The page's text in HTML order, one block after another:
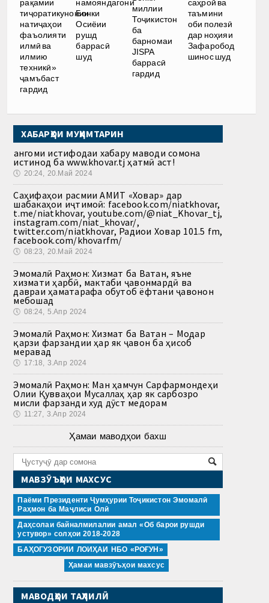
рақамии
тиҷоратикунонии
натиҷаҳои
фаъолияти
илмӣ ва
илмию
техникӣ»
ҷамъбаст
гардид
намояндагони
Бонки
Осиёии
рушд
баррасӣ
шуд
миллии
Тоҷикистон
ба
барномаи
JISPA
баррасӣ
гардид
саҳроӣ ва
таъмини
оби полезӣ
дар ноҳияи
Зафаробод
шинос шуд
ХАБАРҲОИ МУҲИМТАРИН
Ҳангоми истифодаи хабару маводи сомона
истинод ба www.khovar.tj ҳатмӣ аст!
🕔 20:24, 20.Май 2024
Саҳифаҳои расмии АМИТ «Ховар» дар
шабакаҳои иҷтимоӣ: facebook.com/niatkhovar,
t.me/niatkhovar, youtube.com/@niat_Khovar_tj,
instagram.com/niat_khovar/,
twitter.com/niatkhovar, Радиои Ховар 101.5 fm,
facebook.com/khovarfm/
🕔 08:23, 20.Май 2024
Эмомалӣ Раҳмон: Хизмат ба Ватан, яъне
хизмати ҳарбӣ, мактаби ҷавонмардӣ ва
давраи ҳаматарафа обутоб ёфтани ҷавонон
мебошад
🕔 08:24, 5.Апр 2024
Эмомалӣ Раҳмон: Хизмат ба Ватан – Модар
қарзи фарзандии ҳар як ҷавон ба ҳисоб
меравад
🕔 17:18, 3.Апр 2024
Эмомалӣ Раҳмон: Ман ҳамчун Сарфармондеҳи
Олии Қувваҳои Мусаллаҳ ҳар як сарбозро
мисли фарзанди худ дӯст медорам
🕔 11:27, 3.Апр 2024
Ҳамаи маводҳои бахш
МАВЗӮЪҲОИ МАХСУС
Паёми Президенти Ҷумҳурии Тоҷикистон Эмомалӣ
Раҳмон ба Маҷлиси Олӣ
Даҳсолаи байналмилалии амал «Об барои рушди
устувор» солҳои 2018-2028
БАҲОГУЗОРИИ ЛОИҲАИ НБО «РОҒУН»
Ҳамаи мавзӯъҳои махсус
МАВОДҲОИ ТАҲЛИЛӢ